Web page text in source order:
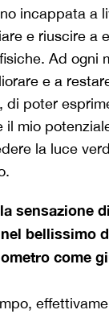
incappata a
e riuscire a
Ad ogni
e a
di poter
il mio
la luce
sensazione
bellissimo
come